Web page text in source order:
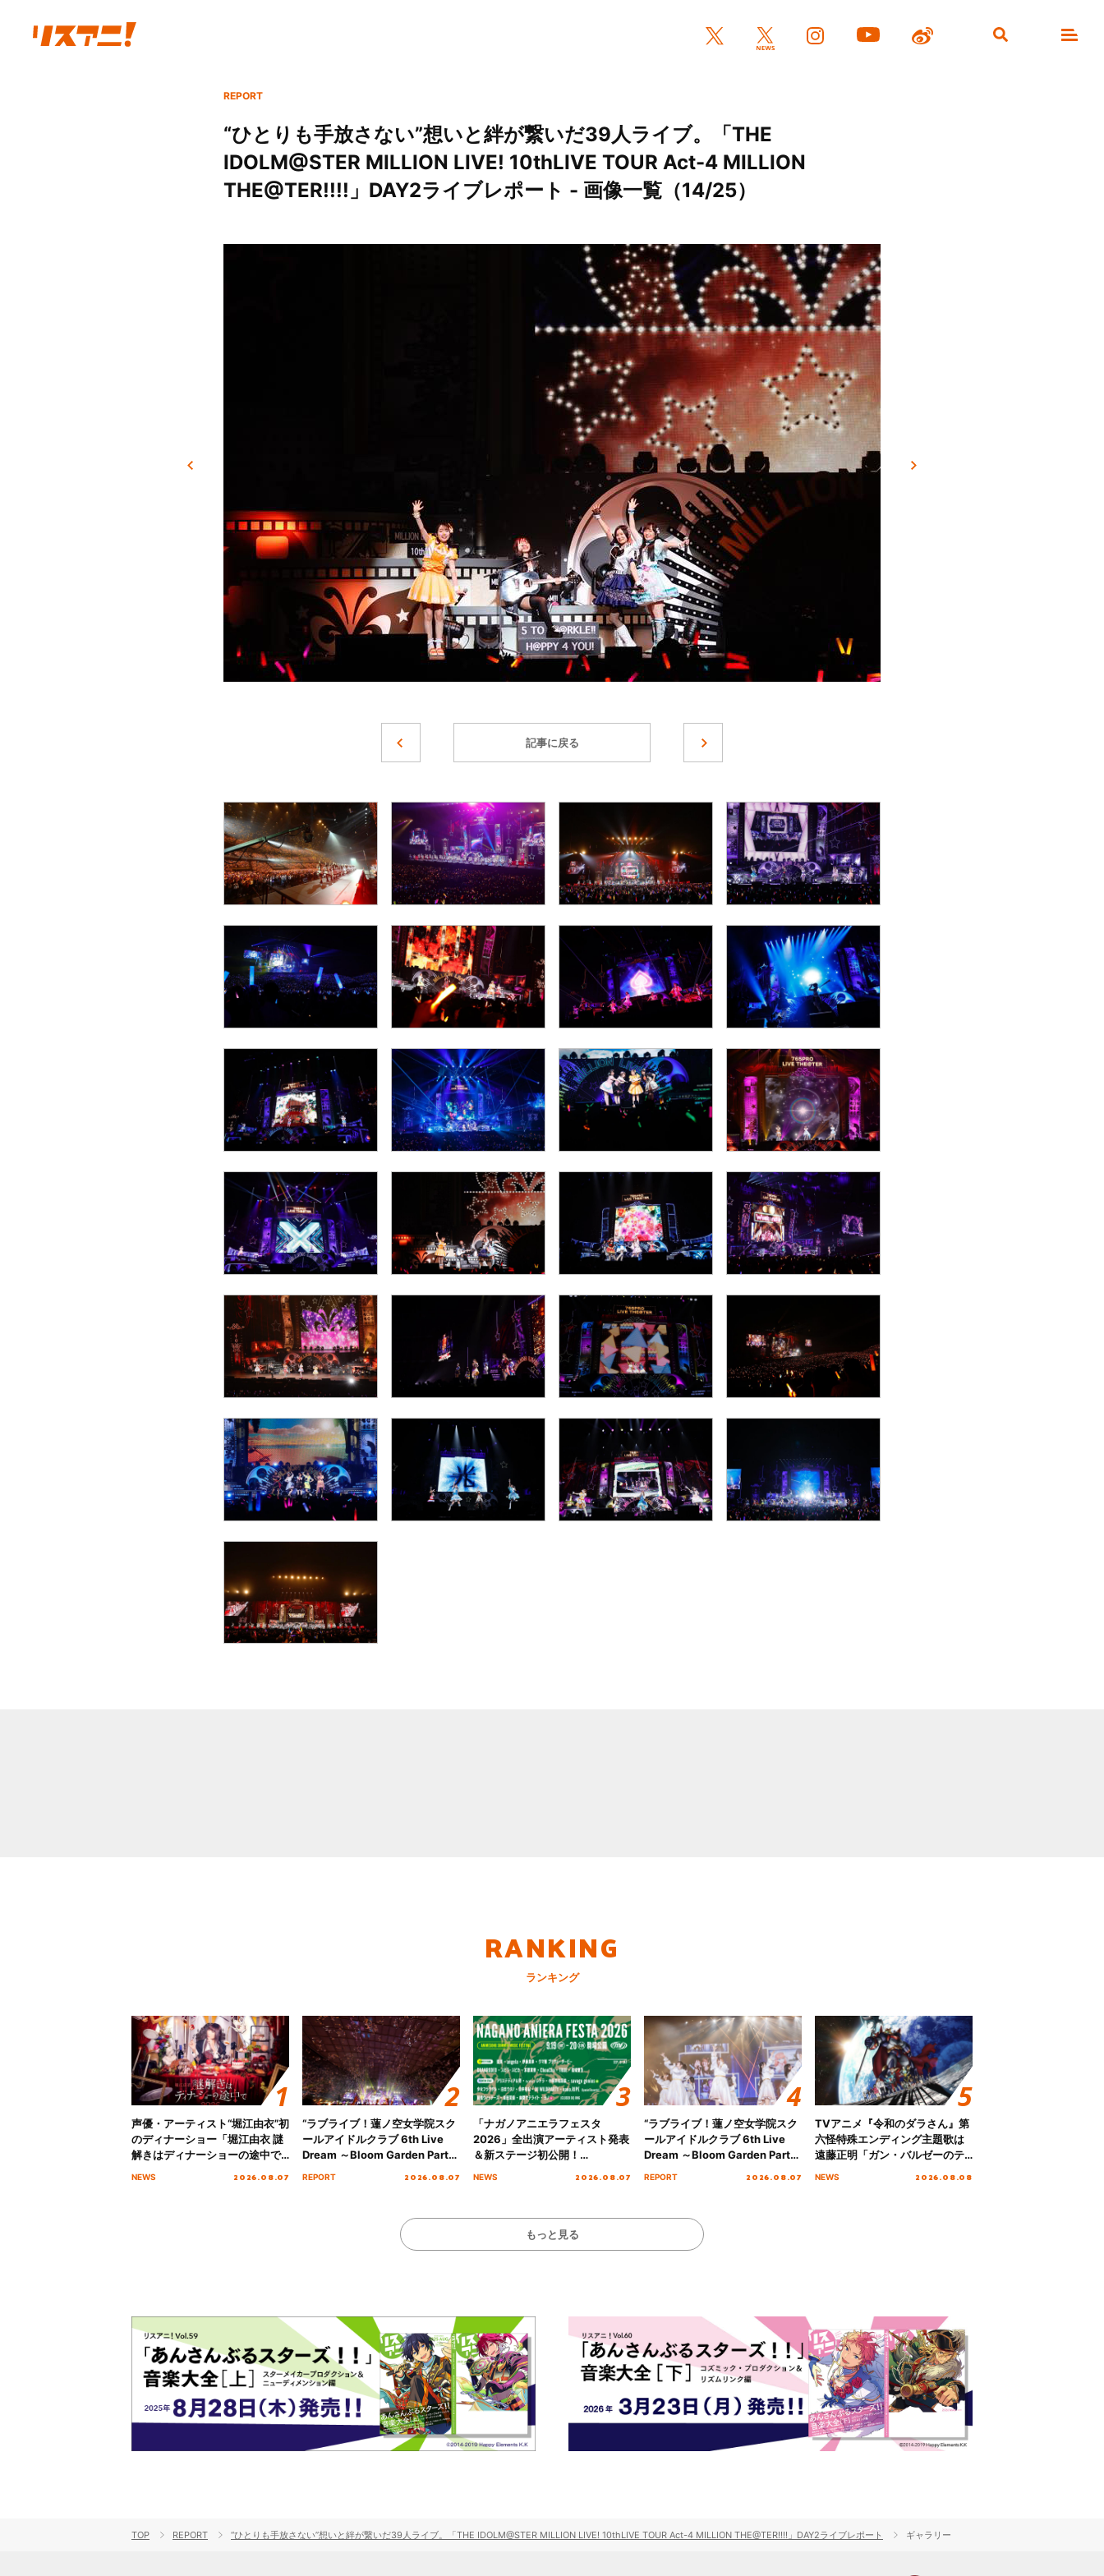
REPORT
“ひとりも手放さない”想いと絆が繋いだ39人ライブ。「THE
IDOLM@STER MILLION LIVE! 10thLIVE TOUR Act-4 MILLION
THE@TER!!!!」DAY2ライブレポート - 画像一覧（14/25）
記事に戻る
RANKING
ランキング
声優・アーティスト“堀江由衣”初
のディナーショー「堀江由衣 謎
解きはディナーショーの途中で
NEWS 2026.08.07
“ラブライブ！蓮ノ空女学院スク
ールアイドルクラブ 6th Live
Dream ～Bloom Garden Party
REPORT 2026.08.07
「ナガノアニエラフェスタ
2026」全出演アーティスト発表
＆新ステージ初公開！
初となる第3ステージの全貌が明
NEWS 2026.08.07
“ラブライブ！蓮ノ空女学院スク
ールアイドルクラブ 6th Live
Dream ～Bloom Garden Party
REPORT 2026.08.07
TVアニメ『令和のダラさん』第
六怪特殊エンディング主題歌は
遠藤正明「ガン・バルゼーのテ
NEWS 2026.08.08
もっと見る
TOP REPORT “ひとりも手放さない”想いと絆が繋いだ39人ライブ。「THE IDOLM@STER MILLION LIVE! 10thLIVE TOUR Act-4 MILLION THE@TER!!!!」DAY2ライブレポート ギャラリー